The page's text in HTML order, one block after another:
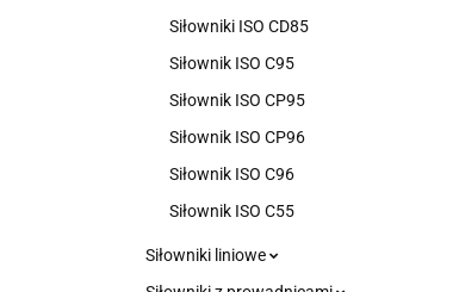
Siłowniki ISO CD85
Siłownik ISO C95
Siłownik ISO CP95
Siłownik ISO CP96
Siłownik ISO C96
Siłownik ISO C55
Siłowniki liniowe